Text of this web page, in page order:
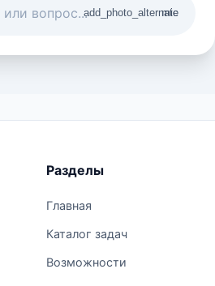
add_photo_alternate
mic
Разделы
Главная
Каталог задач
Возможности